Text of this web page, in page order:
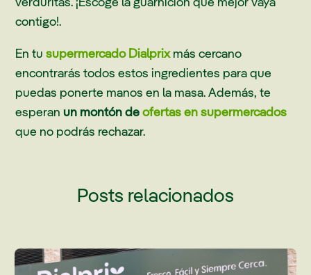
contigo!.
En tusupermercado Dialprixmás cercano
encontrarás todos estos ingredientes para que
puedas ponerte manos en la masa. Además, te
esperan un montón deofertas en supermercados
que no podrás rechazar.
Posts relacionados